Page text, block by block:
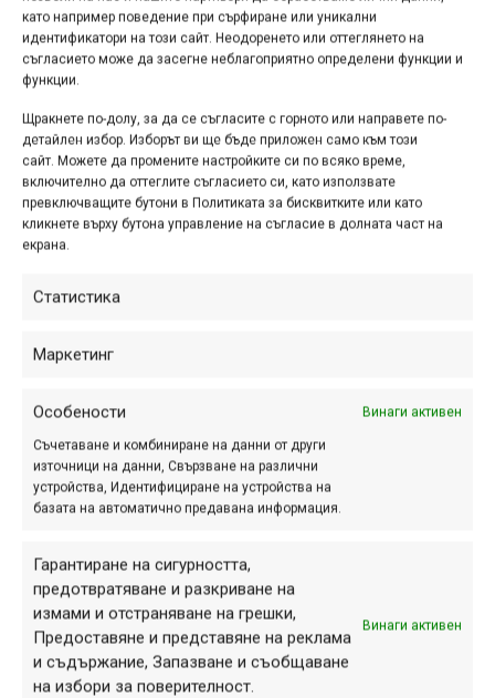
като например поведение при сърфиране или уникални
идентификатори на този сайт. Неодоренето или оттеглянето на
съгласието може да засегне неблагоприятно определени функции и
функции.
Щракнете по-долу, за да се съгласите с горното или направете по-
детайлен избор. Изборът ви ще бъде приложен само към този
сайт. Можете да промените настройките си по всяко време,
включително да оттеглите съгласието си, като използвате
превключващите бутони в Политиката за бисквитките или като
кликнете върху бутона управление на съгласие в долната част на
екрана.
Статистика
Маркетинг
Особености Винаги активен
Съчетаване и комбиниране на данни от други
източници на данни, Свързване на различни
устройства, Идентифициране на устройства на
базата на автоматично предавана информация.
Гарантиране на сигурността,
предотвратяване и разкриване на
измами и отстраняване на грешки,
Предоставяне и представяне на реклама
и съдържание, Запазване и съобщаване
на избори за поверителност.
Винаги активен
Световна купа 2026 във
Вал ди Фаса – Трентино
юли 03, 2026 at 09:23. 233
В края на юни италианският курорт
Вал ди Фаса - Трентино стана
домакин на третия кръг от
епичен старт на сериите
по спускане
юни 30, 2026 at 14:35.
Първият кръг от Maxxis BG Downhill
уикенда по трасето „Брус Лий“ над
Чепеларе и събра над 150
колоездачи от България, Гърция и
Република Северна Македония.